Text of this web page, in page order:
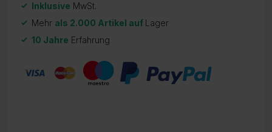
Inklusive MwSt.
Mehr als 2.000 Artikel auf Lager
10 Jahre Erfahrung